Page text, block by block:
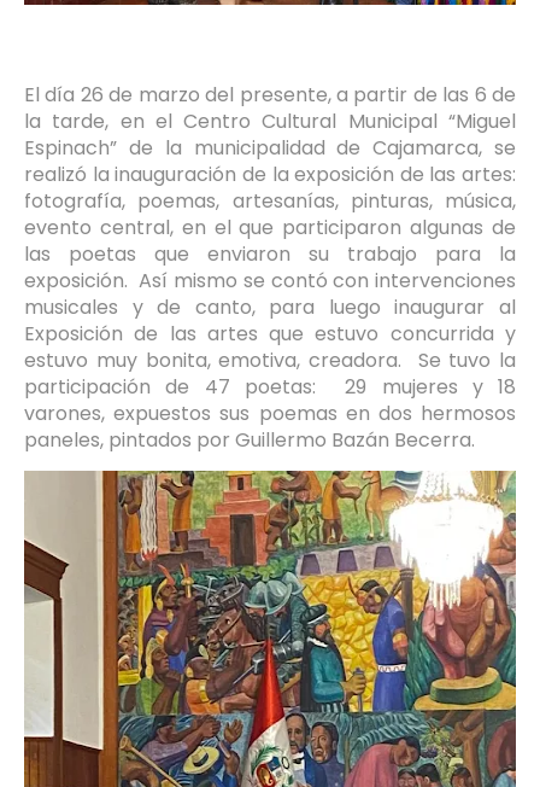
El día 26 de marzo del presente, a partir de las 6 de
la tarde, en el Centro Cultural Municipal “Miguel
Espinach” de la municipalidad de Cajamarca, se
realizó la inauguración de la exposición de las artes:
fotografía, poemas, artesanías, pinturas, música,
evento central, en el que participaron algunas de
las poetas que enviaron su trabajo para la
exposición. Así mismo se contó con intervenciones
musicales y de canto, para luego inaugurar al
Exposición de las artes que estuvo concurrida y
estuvo muy bonita, emotiva, creadora. Se tuvo la
participación de 47 poetas: 29 mujeres y 18
varones, expuestos sus poemas en dos hermosos
paneles, pintados por Guillermo Bazán Becerra.